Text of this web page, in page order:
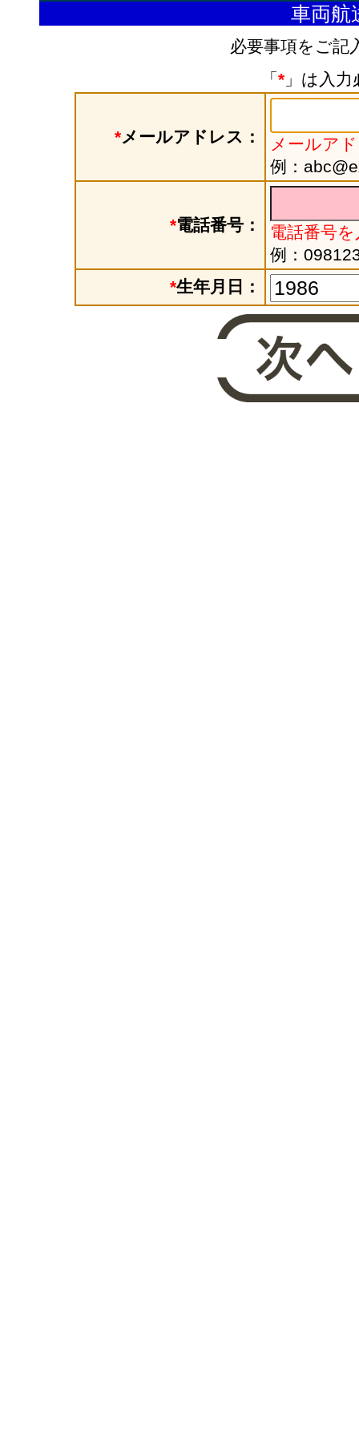
車両航
必要事項をご記
「 *」は入力
*メールアドレス：
メールア
例：
*電話番号：
電話番号
例：
*生年月日：